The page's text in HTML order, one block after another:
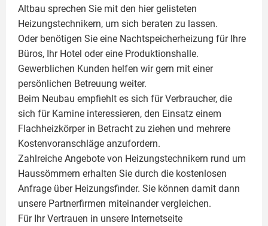
Altbau sprechen Sie mit den hier gelisteten
Heizungstechnikern, um sich beraten zu lassen.
Oder benötigen Sie eine Nachtspeicherheizung für Ihre
Büros, Ihr Hotel oder eine Produktionshalle.
Gewerblichen Kunden helfen wir gern mit einer
persönlichen Betreuung weiter.
Beim Neubau empfiehlt es sich für Verbraucher, die
sich für Kamine interessieren, den Einsatz einem
Flachheizkörperin Betracht zu ziehen und mehrere
Kostenvoranschläge anzufordern.
Zahlreiche Angebote von Heizungstechnikern rund um
Haussömmern erhalten Sie durch die kostenlosen
Anfrage über Heizungsfinder. Sie können damit dann
unsere Partnerfirmen miteinander vergleichen.
Für Ihr Vertrauen in unsere Internetseite